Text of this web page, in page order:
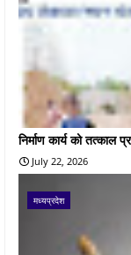
निर्माण कार्य को तत्काल
July 22, 2026
मध्यप्रदेश